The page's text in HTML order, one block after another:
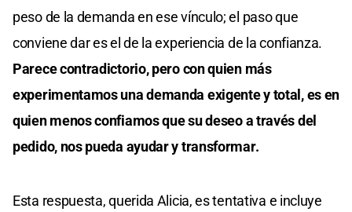
peso de la demanda en ese vínculo; el paso que
conviene dar es el de la experiencia de la confianza.
Parece contradictorio, pero con quien más
experimentamos una demanda exigente y total, es en
quien menos confiamos que su deseo a través del
pedido, nos pueda ayudar y transformar.
Esta respuesta, querida Alicia, es tentativa e incluye